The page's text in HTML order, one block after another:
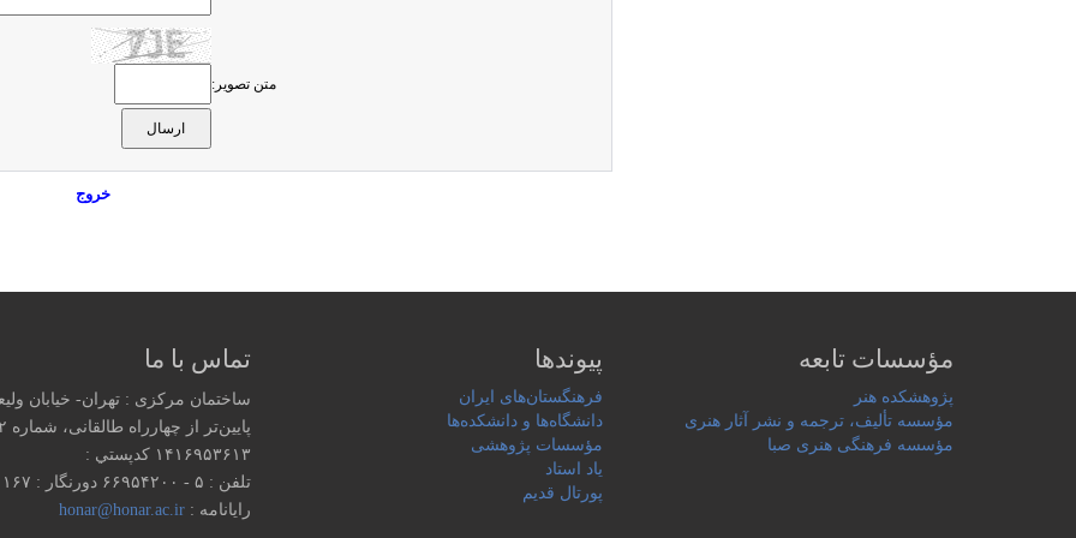
متن تصویر:
خروج
تماس با ما
ساختمان مرکزی : تهران- خیابان
پایین‌تر از چهارراه طالقانی، شماره ۱۵۵۲
۱۴۱۶۹۵۳۶۱۳ كدپستي :
تلفن : ۵ - ۶۶۹۵۴۲۰۰ دورنگار : ۶۶۹۵۱۱۶۷
رایانامه : honar@honar.ac.ir
پیوندها
فرهنگستان‌های ایران
دانشگاه‌ها و دانشکده‌ها
مؤسسات پژوهشی
یاد استاد
پورتال قدیم
مؤسسات تابعه
پژوهشکده هنر
مؤسسه تألیف، ترجمه و نشر آثار هنری
مؤسسه فرهنگی هنری صبا